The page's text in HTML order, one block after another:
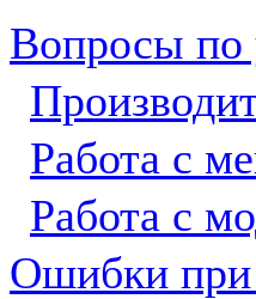
Вопросы по
Работа с
Работа с
Ошибки при